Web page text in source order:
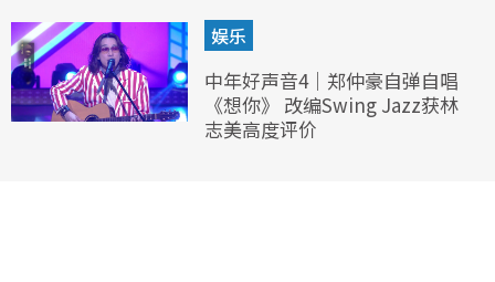
娱乐
中年好声音4｜郑仲豪自弹自唱
《想你》 改编Swing Jazz获林
志美高度评价